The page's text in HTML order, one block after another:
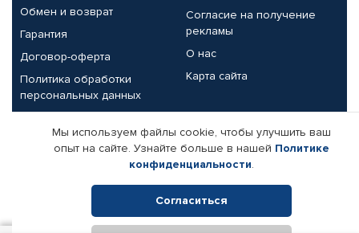
Обмен и возврат
Гарантия
Договор-оферта
Политика обработки
персональных данных
Согласие на получение
рекламы
О нас
Карта сайта
Партнерам
Корпоративным клиентам
Поставщикам
Реквизиты компании
Мы используем файлы cookie, чтобы улучшить ваш
опыт на сайте. Узнайте больше в нашей Политике
конфиденциальности.
Согласиться